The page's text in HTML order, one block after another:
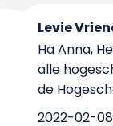
Levie
Ha Anna,
alle
de
2022-02-08